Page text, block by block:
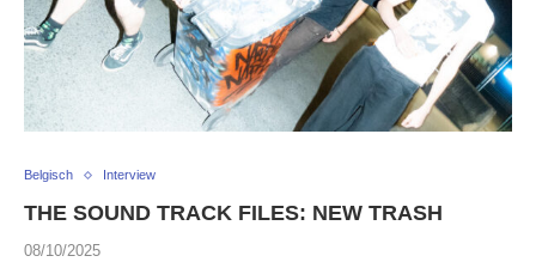
Belgisch Interview
THE SOUND TRACK FILES: NEW TRASH
08/10/2025